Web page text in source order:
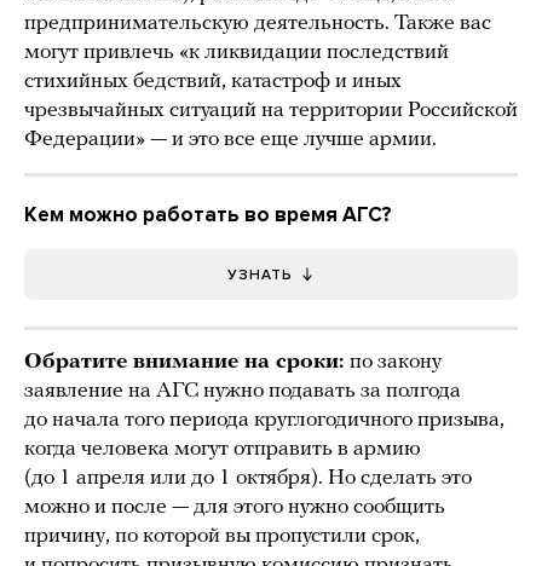
предпринимательскую деятельность. Также вас
могут привлечь «к ликвидации последствий
стихийных бедствий, катастроф и иных
чрезвычайных ситуаций на территории Российской
Федерации» — и это все еще лучше армии.
Кем можно работать во время АГС?
УЗНАТЬ
Обратите внимание на сроки: по закону
заявление на АГС нужно подавать за полгода
до начала того периода круглогодичного призыва,
когда человека могут отправить в армию
(до 1 апреля или до 1 октября). Но сделать это
можно и после — для этого нужно сообщить
причину, по которой вы пропустили срок,